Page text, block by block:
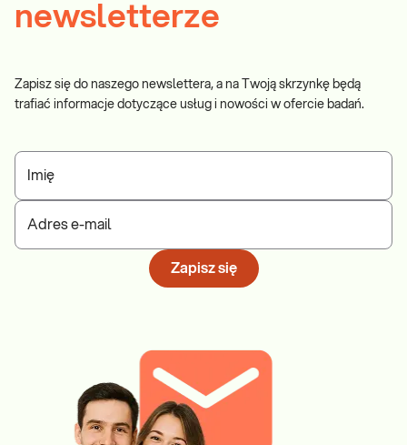
newsletterze
Zapisz się do naszego newslettera, a na Twoją skrzynkę będą
trafiać informacje dotyczące usług i nowości w ofercie badań.
Imię
Adres e-mail
Zapisz się